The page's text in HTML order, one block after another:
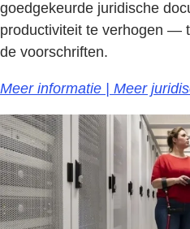
goedgekeurde juridische
productiviteit te verhogen —
de voorschriften.
Meer informatie | Meer